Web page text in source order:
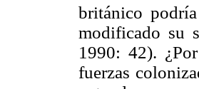
británico
modificado su
1990: 42).
fuerzas